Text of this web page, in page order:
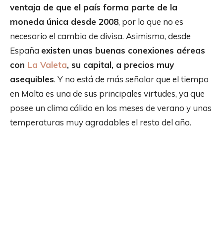
ventaja de que el país forma parte de la
moneda única desde 2008, por lo que no es
necesario el cambio de divisa. Asimismo, desde
España existen unas buenas conexiones aéreas
con La Valeta, su capital, a precios muy
asequibles. Y no está de más señalar que el tiempo
en Malta es una de sus principales virtudes, ya que
posee un clima cálido en los meses de verano y unas
temperaturas muy agradables el resto del año.